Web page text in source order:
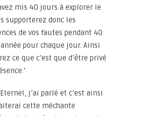
mis 40 jours à explorer le
supporterez donc les
de vos fautes pendant 40
pour chaque jour. Ainsi
ce que c’est que d’être privé
j’ai parlé et c’est ainsi
cette méchante